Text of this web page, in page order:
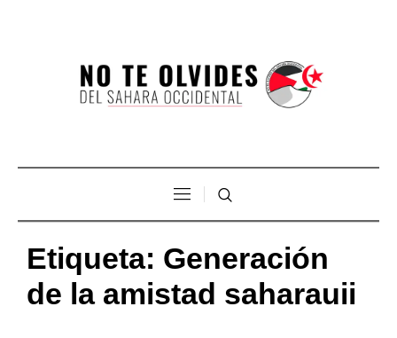
Etiqueta: Generación
de la amistad saharauii